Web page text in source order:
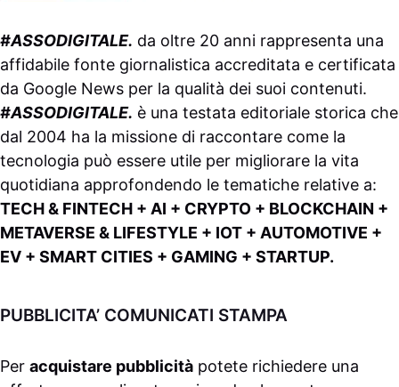
#ASSODIGITALE. da oltre 20 anni rappresenta una
affidabile fonte giornalistica accreditata e certificata
da Google News per la qualità dei suoi contenuti.
#ASSODIGITALE. è una testata editoriale storica che
dal 2004 ha la missione di raccontare come la
tecnologia può essere utile per migliorare la vita
quotidiana approfondendo le tematiche relative a:
TECH & FINTECH + AI + CRYPTO + BLOCKCHAIN +
METAVERSE & LIFESTYLE + IOT + AUTOMOTIVE +
EV + SMART CITIES + GAMING + STARTUP.
PUBBLICITA’ COMUNICATI STAMPA
Per acquistare pubblicità potete richiedere una